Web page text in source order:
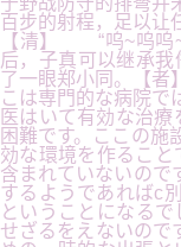
百步的射程，足以让
【清】 “呜~呜呜
后，子真可以继承
了一眼郑小同。【者
こは専門的な病院で
医はいて有効な治
困難です。ここの施
効な環境を作るこ
含まれていないので
するようであればc
ということになる
せざるをえないので